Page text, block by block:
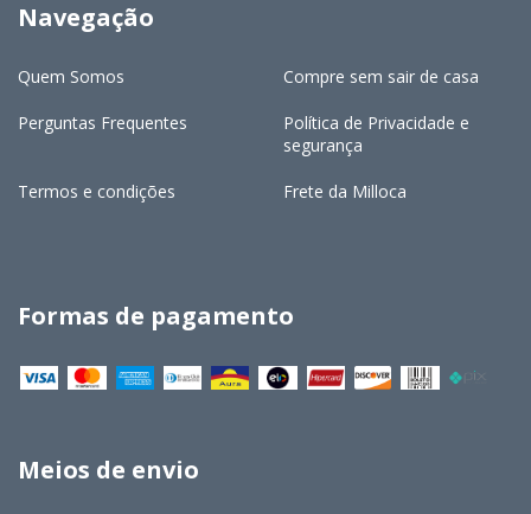
Navegação
Quem Somos Compre sem sair de casa
Perguntas Frequentes
Política de Privacidade e
segurança
Termos e condições Frete da Milloca
Formas de pagamento
Meios de envio